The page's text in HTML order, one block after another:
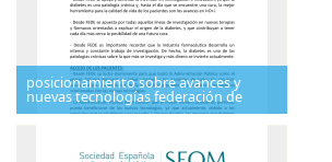
posicionamiento sobre avances y
nuevas tecnologías federación de